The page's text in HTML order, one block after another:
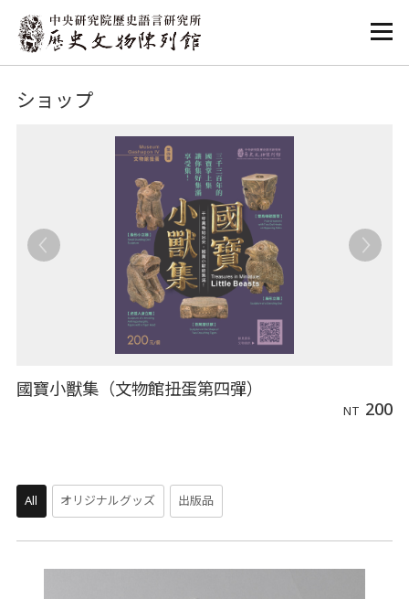
:::
:::
ショップ
國寶小獸集（文物館扭蛋第四彈）
NT 200
All オリジナルグッズ 出版品